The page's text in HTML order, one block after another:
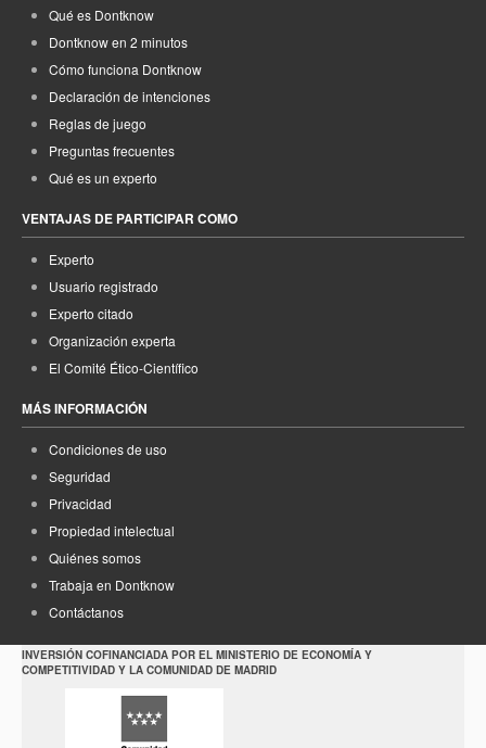
Qué es Dontknow
Dontknow en 2 minutos
Cómo funciona Dontknow
Declaración de intenciones
Reglas de juego
Preguntas frecuentes
Qué es un experto
VENTAJAS DE PARTICIPAR COMO
Experto
Usuario registrado
Experto citado
Organización experta
El Comité Ético-Científico
MÁS INFORMACIÓN
Condiciones de uso
Seguridad
Privacidad
Propiedad intelectual
Quiénes somos
Trabaja en Dontknow
Contáctanos
INVERSIÓN COFINANCIADA POR EL MINISTERIO DE ECONOMÍA Y
COMPETITIVIDAD Y LA COMUNIDAD DE MADRID